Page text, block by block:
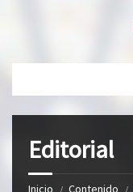
Editorial
Inicio Contenido